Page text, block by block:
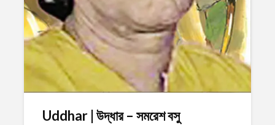
Uddhar | উদ্ধার – সমরেশ বসু